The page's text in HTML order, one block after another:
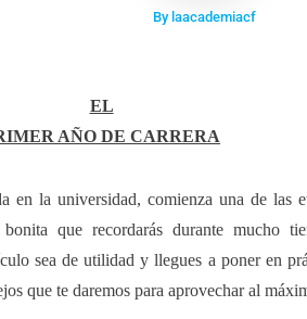
By laacademiacf
EL
AÑO DE CARRERA
en la universidad, comienza una de las
que recordarás durante mucho
sea de utilidad y llegues a poner en
que te daremos para aprovechar al